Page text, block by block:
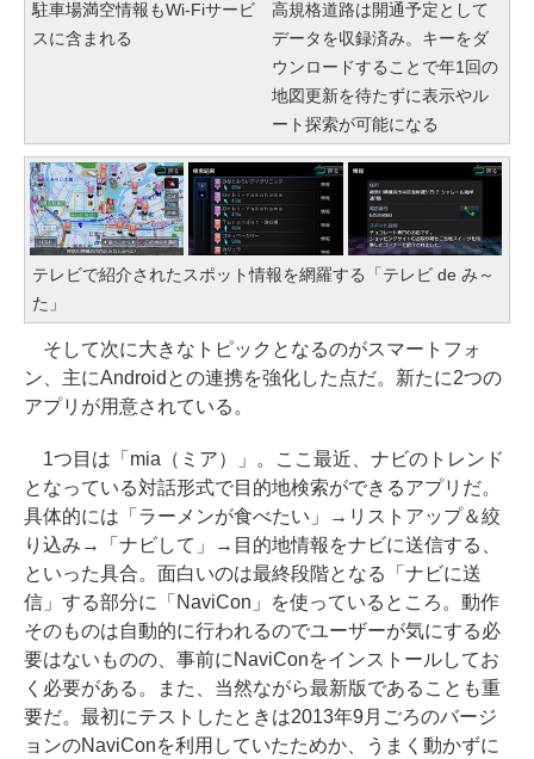
駐車場満空情報もWi-Fiサービ
スに含まれる
高規格道路は開通予定として
データを収録済み。キーをダ
ウンロードすることで年1回の
地図更新を待たずに表示やル
ート探索が可能になる
テレビで紹介されたスポット情報を網羅する「テレビ de み～
た」
そして次に大きなトピックとなるのがスマートフォ
ン、主にAndroidとの連携を強化した点だ。新たに2つの
アプリが用意されている。
1つ目は「mia（ミア）」。ここ最近、ナビのトレンド
となっている対話形式で目的地検索ができるアプリだ。
具体的には「ラーメンが食べたい」→リストアップ＆絞
り込み→「ナビして」→目的地情報をナビに送信する、
といった具合。面白いのは最終段階となる「ナビに送
信」する部分に「NaviCon」を使っているところ。動作
そのものは自動的に行われるのでユーザーが気にする必
要はないものの、事前にNaviConをインストールしてお
く必要がある。また、当然ながら最新版であることも重
要だ。最初にテストしたときは2013年9月ごろのバージ
ョンのNaviConを利用していたためか、うまく動かずに